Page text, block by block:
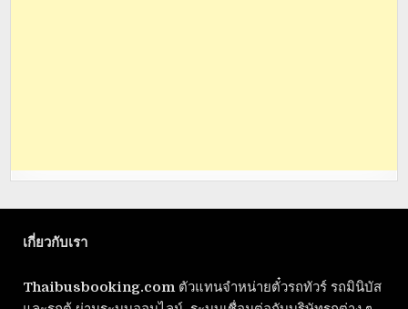
เกี่ยวกับเรา
Thaibusbooking.com ตัวแทนจำหน่ายตั๋วรถทัวร์ รถมินิบัส